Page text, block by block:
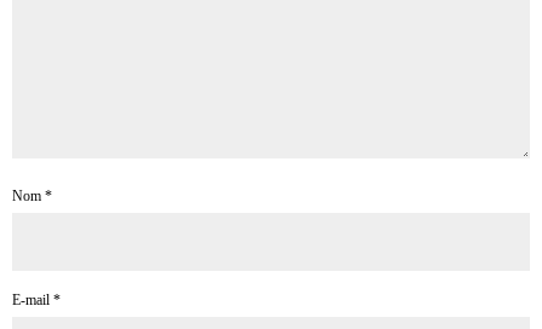
Nom *
E-mail *